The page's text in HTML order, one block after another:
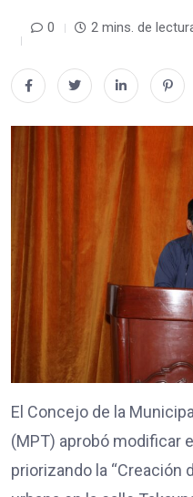
0 2 mins. de
El Concejo de la
(MPT) aprobó modificar
priorizando la “Creación